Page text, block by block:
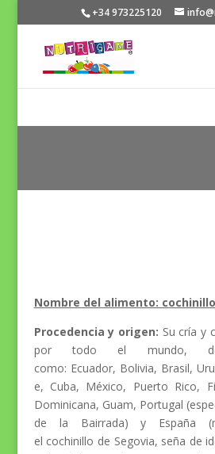
+34 973225120
Nombre del alimento:
Procedencia y origen: Su cría y
por todo el mundo,
como: Ecuador, Bolivia, Brasil,
e, Cuba, México, Puerto Rico,
Dominicana, Guam, Portugal
de la Bairrada) y España
el cochinillo de Segovia, seña de